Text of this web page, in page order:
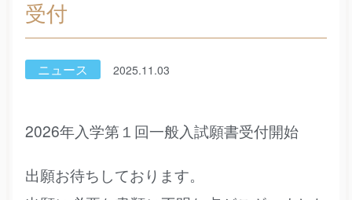
受付
ニュース 2025.11.03
2026年入学第１回一般入試願書受付開始
出願お待ちしております。